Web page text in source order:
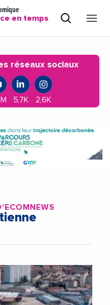
en temps
réseaux sociaux
5,7K 2,6K